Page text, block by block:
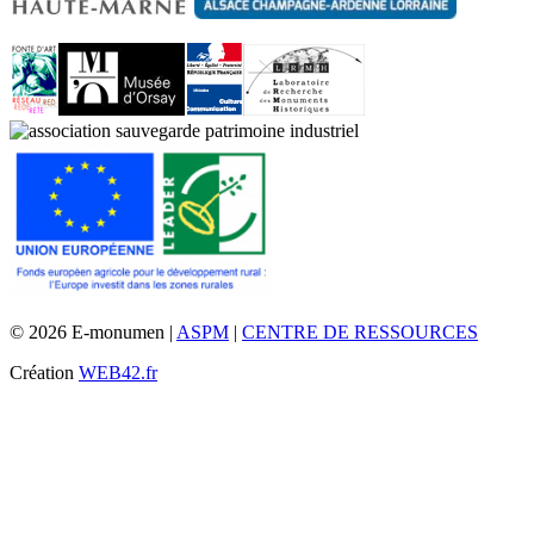
© 2026 E-monumen | ASPM | CENTRE DE RESSOURCES
Création WEB42.fr